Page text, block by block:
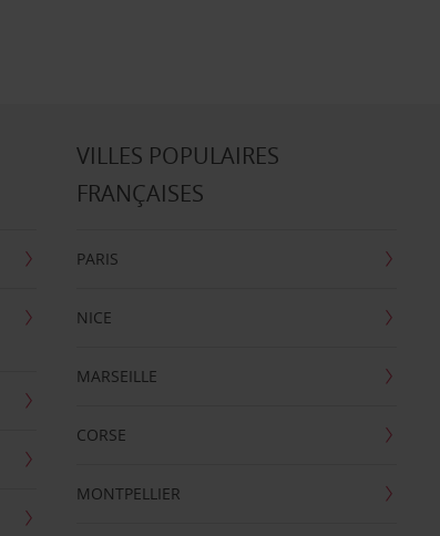
VILLES POPULAIRES
FRANÇAISES
PARIS
NICE
MARSEILLE
CORSE
MONTPELLIER